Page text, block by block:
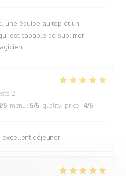
une équipe au top et un
est capable de sublimer
2
/5 menu : 5/5 quality_price : 4/5
excellent déjeuner.